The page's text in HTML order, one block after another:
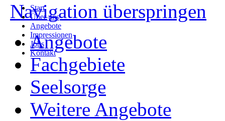
Start
Über uns
Angebote
Impressionen
Jobs
Kontakt
Navigation überspringen
Angebote
Fachgebiete
Seelsorge
Weitere Angebote